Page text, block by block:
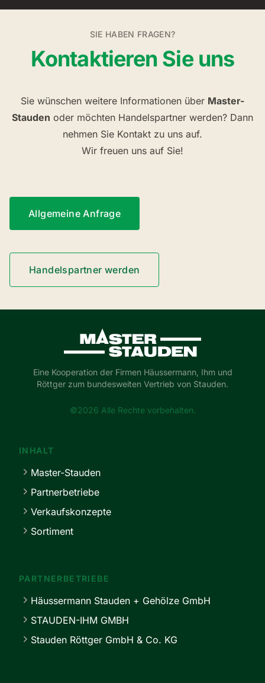
SIE HABEN FRAGEN?
Kontaktieren Sie uns
Sie wünschen weitere Informationen über Master-
Stauden oder möchten Handelspartner werden? Dann
nehmen Sie Kontakt zu uns auf.
Wir freuen uns auf Sie!
Allgemeine Anfrage
Handelspartner werden
Master-Stauden
Eine Kooperation der Firmen Häussermann, Ihm und
Röttger zum bundesweiten Vertrieb von Stauden.
©2026 Alle Rechte vorbehalten.
INHALT
Master-Stauden
Partnerbetriebe
Verkaufskonzepte
Sortiment
PARTNERBETRIEBE
Häussermann Stauden + Gehölze GmbH
STAUDEN-IHM GMBH
Stauden Röttger GmbH & Co. KG